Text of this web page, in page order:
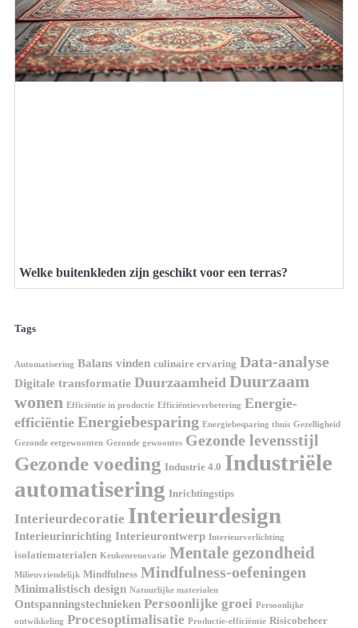
Welke buitenkleden zijn geschikt voor een terras?
Tags
Automatisering Balans vinden culinaire ervaring Data-analyse
Digitale transformatie Duurzaamheid Duurzaam
wonen Efficiëntie in productie Efficiëntieverbetering Energie-
efficiëntie Energiebesparing Energiebesparing thuis Gezelligheid
Gezonde eetgewoonten Gezonde gewoontes Gezonde levensstijl
Gezonde voeding Industrie 4.0 Industriële
automatisering Inrichtingstips
Interieurdecoratie Interieurdesign
Interieurinrichting Interieurontwerp Interieurverlichting
isolatiematerialen Keukenrenovatie Mentale gezondheid
Milieuvriendelijk Mindfulness Mindfulness-oefeningen
Minimalistisch design Natuurlijke materialen
Ontspanningstechnieken Persoonlijke groei Persoonlijke
ontwikkeling Procesoptimalisatie Productie-efficiëntie Risicobeheer